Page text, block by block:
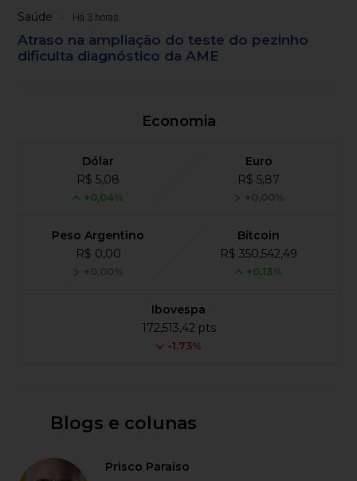
Saúde Há 3 horas
Atraso na ampliação do teste do pezinho
dificulta diagnóstico da AME
Economia
Dólar
R$ 5,08
+0,04%
Euro
R$ 5,87
+0,00%
Peso Argentino
R$ 0,00
+0,00%
Bitcoin
R$ 350,542,49
+0,13%
Ibovespa
172,513,42 pts
-1.73%
Blogs e colunas
Prisco Paraíso